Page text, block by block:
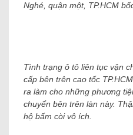
Nghé, quận một, TP.HCM
Tình trạng ô tô liên tục vận
cấp bên trên cao tốc
ra làm cho những phương
chuyển bên trên làn này.
hộ bấm còi vô ích.